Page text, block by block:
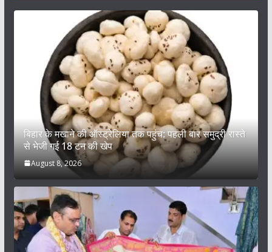
बिहार के मखाने की ऑस्ट्रेलिया तक पहुंच: पहली बार समुद्री रास्ते
से भेजी गई 18 टन की खेप
August 8, 2026